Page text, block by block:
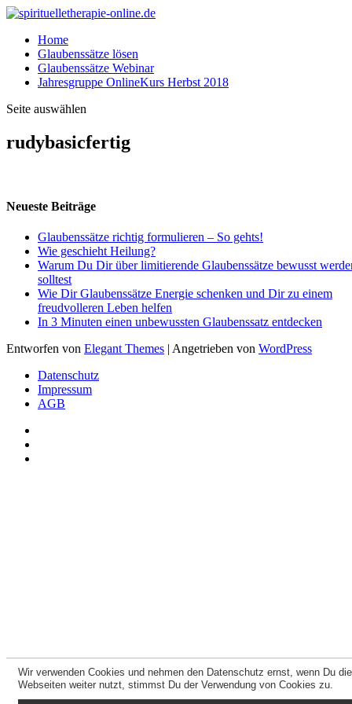
Wir verwenden Cookies und nehmen den Datenschutz ernst, wenn Du
Webseiten weiter nutzt, stimmst Du der Verwendung von Cookies zu.
Home
Glaubenssätze lösen
Glaubenssätze Webinar
Jahresgruppe OnlineKurs Herbst 2018
Seite auswählen
rudybasicfertig
Neueste Beiträge
Glaubenssätze richtig formulieren – So gehts!
Wie geschieht Heilung?
Warum Du Dir über limitierende Glaubenssätze bewusst
solltest
Wie Dir Glaubenssätze Energie schenken und Dir zu einem
freudvolleren Leben helfen
In 3 Minuten einen unbewussten Glaubenssatz entdecken
Entworfen von Elegant Themes | Angetrieben von WordPress
Datenschutz
Impressum
AGB